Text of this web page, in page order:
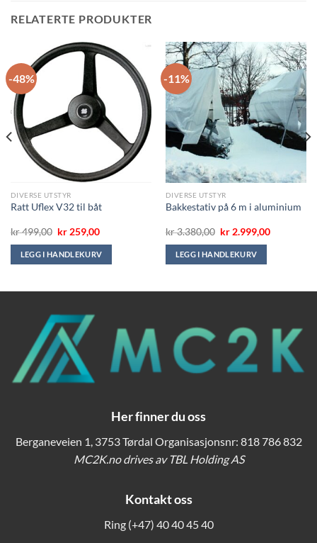
RELATERTE PRODUKTER
-48%
DIVERSE UTSTYR
Ratt Uflex V32 til båt
kr499,00 Opprinnelig
var:
kr 499,00.
kr259,00Nåværende
er:
kr 259,00.
LEGG I HANDLEKURV
-11%
DIVERSE UTSTYR
Bakkestativ på 6 m i aluminium
kr3.380,00 Opprinnelig
var:
kr 3.380,00.
kr2.999,00
LEGG I HANDLEKURV
Her finner du oss
Berganeveien 1, 3753 Tørdal Organisasjonsnr: 818 786 832
MC2K.no drives av TBL Holding AS
Kontakt oss
Ring (+47) 40 40 45 40